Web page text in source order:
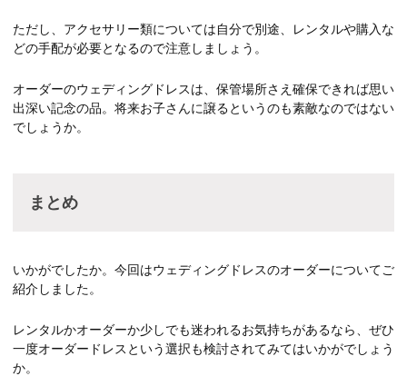
ただし、アクセサリー類については自分で別途、レンタルや購入な
どの手配が必要となるので注意しましょう。
オーダーのウェディングドレスは、保管場所さえ確保できれば思い
出深い記念の品。将来お子さんに譲るというのも素敵なのではない
でしょうか。
まとめ
いかがでしたか。今回はウェディングドレスのオーダーについてご
紹介しました。
レンタルかオーダーか少しでも迷われるお気持ちがあるなら、ぜひ
一度オーダードレスという選択も検討されてみてはいかがでしょう
か。